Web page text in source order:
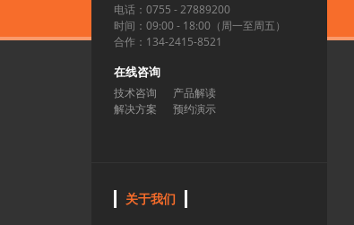
电话：0755 - 27889200
时间：09:00 - 18:00（周一至周五）
合作：134-2415-8521
在线咨询
技术咨询
产品解读
解决方案
预约演示
关于我们